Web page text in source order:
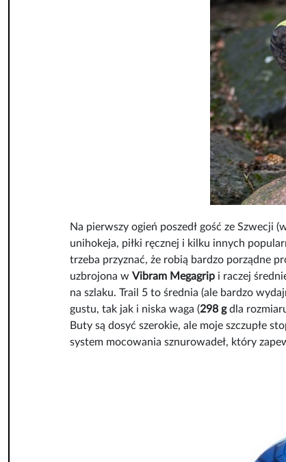
Na pierwszy ogień poszedł gość ze Szwecji
unihokeja, piłki ręcznej i kilku innych
trzeba przyznać, że robią bardzo porządne
uzbrojona w Vibram Megagrip i raczej
na szlaku. Trail 5 to średnia (ale bardzo
gustu, tak jak i niska waga (298 gdla
Buty są dosyć szerokie, ale moje szczupłe
system mocowania sznurowadeł, który